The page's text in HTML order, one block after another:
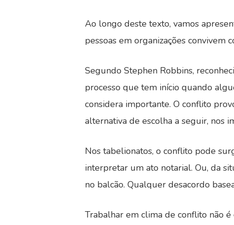
Ao longo deste texto, vamos
pessoas em organizações convivem
Segundo Stephen Robbins,
processo que tem início quando
considera importante. O conflito
alternativa de escolha a seguir, nos
Nos tabelionatos, o conflito pode
interpretar um ato notarial. Ou, da
no balcão. Qualquer desacordo
Trabalhar em clima de conflito não